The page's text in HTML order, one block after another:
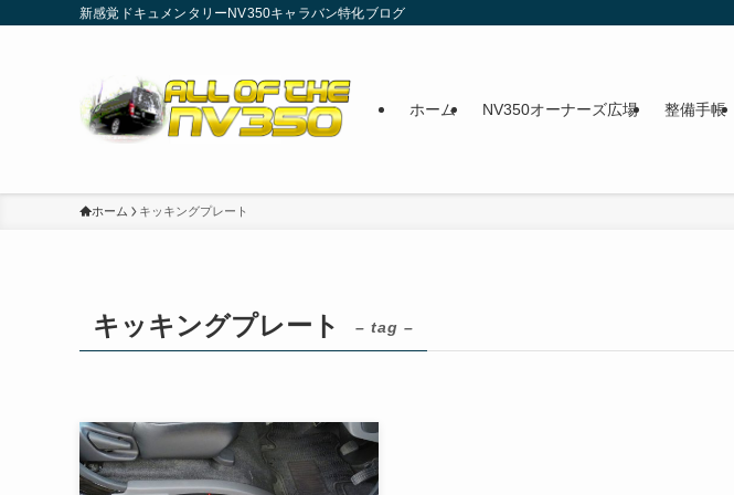
新感覚ドキュメンタリーNV350キャラバン特化ブログ
ホーム NV350オーナーズ広場 整備手帳
ホーム キッキングプレート
キッキングプレート – tag –